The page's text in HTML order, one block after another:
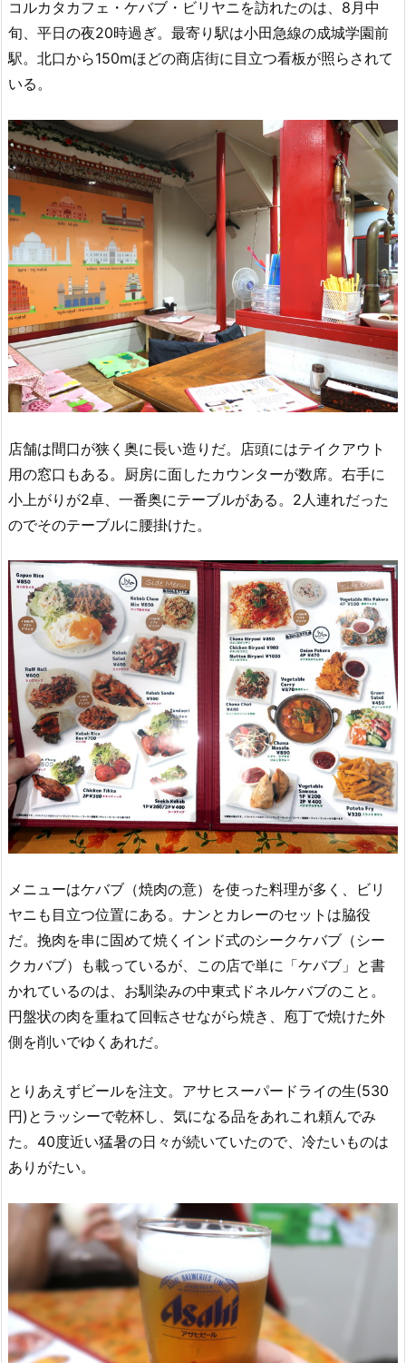
コルカタカフェ・ケバブ・ビリヤニを訪れたのは、8月中
旬、平日の夜20時過ぎ。最寄り駅は小田急線の成城学園前
駅。北口から150mほどの商店街に目立つ看板が照らされて
いる。
店舗は間口が狭く奥に長い造りだ。店頭にはテイクアウト
用の窓口もある。厨房に面したカウンターが数席。右手に
小上がりが2卓、一番奥にテーブルがある。2人連れだった
のでそのテーブルに腰掛けた。
メニューはケバブ（焼肉の意）を使った料理が多く、ビリ
ヤニも目立つ位置にある。ナンとカレーのセットは脇役
だ。挽肉を串に固めて焼くインド式のシークケバブ（シー
クカバブ）も載っているが、この店で単に「ケバブ」と書
かれているのは、お馴染みの中東式ドネルケバブのこと。
円盤状の肉を重ねて回転させながら焼き、庖丁で焼けた外
側を削いでゆくあれだ。
とりあえずビールを注文。アサヒスーパードライの生(530
円)とラッシーで乾杯し、気になる品をあれこれ頼んでみ
た。40度近い猛暑の日々が続いていたので、冷たいものは
ありがたい。